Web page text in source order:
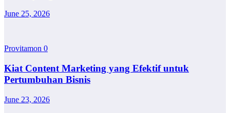
June 25, 2026
Provitamon 0
Kiat Content Marketing yang Efektif untuk
Pertumbuhan Bisnis
June 23, 2026